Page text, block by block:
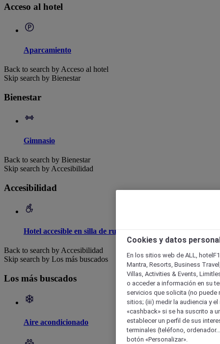
Acceso al hotel
Aparcamiento
Back to search by Acceso al hotel
Skip search by Bienestar
Bienestar
Gimnasio
Back to search by Bienestar
Skip search by Accesibilidad
Accesibilidad
Hotel accesible en silla de ruedas
Back to search by Accesibilidad
Skip search by Los más buscados
Los más buscados
Aire acondicionado
Cookies y datos
En los sitios web de ALL,
Mantra, Resorts, Business
Villas, Activities & Events,
o acceder a información en su
servicios que solicita (no puede
sitios; (iii) medir la audiencia y
«cashback» si se ha suscrito a
establecer un perfil de sus
terminales (teléfono,
botón «Personalizar».